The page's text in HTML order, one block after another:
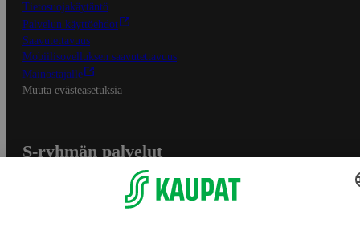
Tietosuojakäytäntö
Palvelun käyttöehdot
Saavutettavuus
Mobiilisovelluksen saavutettavuus
Mainostajalle
Muuta evästeasetuksia
S-ryhmän palvelut